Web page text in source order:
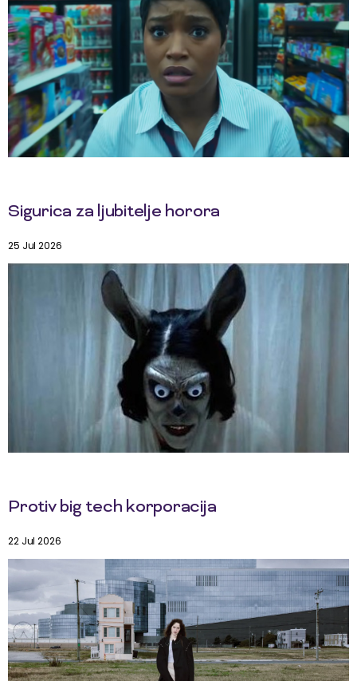
Sigurica za ljubitelje horora
25 Jul 2026
Protiv big tech korporacija
22 Jul 2026